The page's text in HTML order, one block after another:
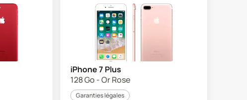
iPhone 7 Plus
128 Go - Or Rose
Garanties légales